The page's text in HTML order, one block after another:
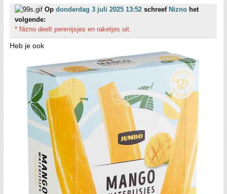
Op donderdag 3 juli 2025 13:52 schreef Nizno het
volgende:
* Nizno deelt perenijsjes en raketjes uit.
Heb je ook